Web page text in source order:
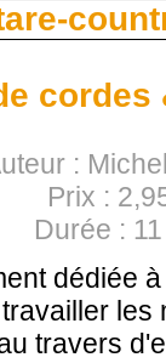
cordes
:
Prix :
Durée :
dédiée
travers